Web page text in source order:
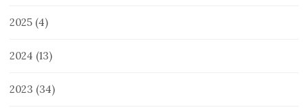
2025 (4)
2024 (13)
2023 (34)